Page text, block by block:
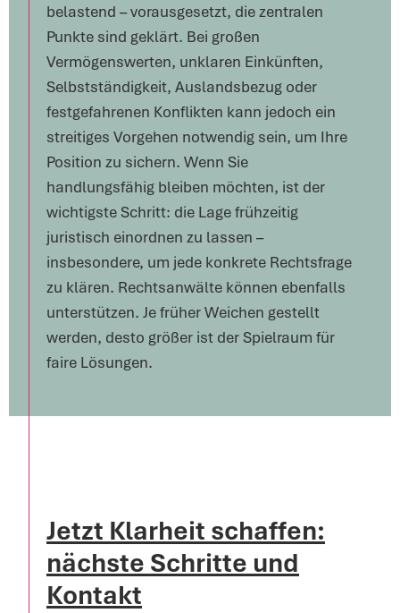
belastend – vorausgesetzt, die zentralen
Punkte sind geklärt. Bei großen
Vermögenswerten, unklaren Einkünften,
Selbstständigkeit, Auslandsbezug oder
festgefahrenen Konflikten kann jedoch ein
streitiges Vorgehen notwendig sein, um Ihre
Position zu sichern. Wenn Sie
handlungsfähig bleiben möchten, ist der
wichtigste Schritt: die Lage frühzeitig
juristisch einordnen zu lassen –
insbesondere, um jede konkrete Rechtsfrage
zu klären. Rechtsanwälte können ebenfalls
unterstützen. Je früher Weichen gestellt
werden, desto größer ist der Spielraum für
faire Lösungen.
Jetzt Klarheit schaffen:
nächste Schritte und
Kontakt